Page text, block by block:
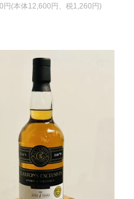
円(本体12,600円、税1,260円)